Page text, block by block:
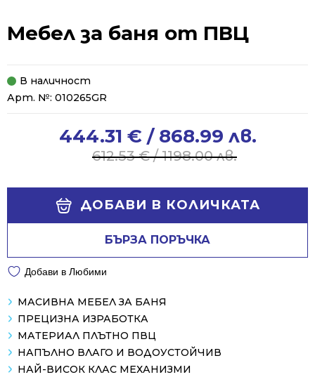
Мебел за баня от ПВЦ
В наличност
Арт. №: 010265GR
612.53€/ 1198.00 лв.
612.53 €
444.31 € / 868.99 лв.
444.31 €
ДОБАВИ В КОЛИЧКАТА
БЪРЗА ПОРЪЧКА
Добави в Любими
МАСИВНА МЕБЕЛ ЗА БАНЯ
ПРЕЦИЗНА ИЗРАБОТКА
МАТЕРИАЛ ПЛЪТНО ПВЦ
НАПЪЛНО ВЛАГО И ВОДОУСТОЙЧИВ
НАЙ-ВИСОК КЛАС МЕХАНИЗМИ